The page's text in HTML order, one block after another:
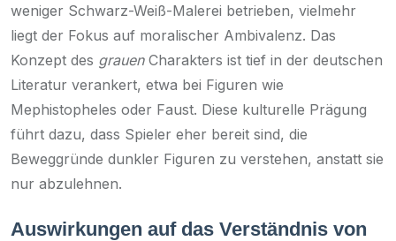
weniger Schwarz-Weiß-Malerei betrieben, vielmehr
liegt der Fokus auf moralischer Ambivalenz. Das
Konzept des grauenCharakters ist tief in der deutschen
Literatur verankert, etwa bei Figuren wie
Mephistopheles oder Faust. Diese kulturelle Prägung
führt dazu, dass Spieler eher bereit sind, die
Beweggründe dunkler Figuren zu verstehen, anstatt sie
nur abzulehnen.
Auswirkungen auf das Verständnis von